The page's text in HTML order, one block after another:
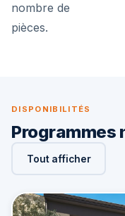
nombre de
pièces.
DISPONIBILITÉS
Programmes
Tout afficher